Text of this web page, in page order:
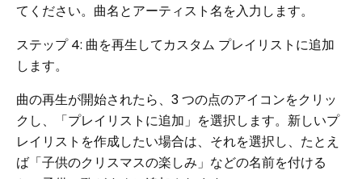
てください。曲名とアーティスト名を入力します。
ステップ 4: 曲を再生してカスタム プレイリストに追加
します。
曲の再生が開始されたら、3 つの点のアイコンをクリッ
クし、「プレイリストに追加」を選択します。新しいプ
レイリストを作成したい場合は、それを選択し、たとえ
ば「子供のクリスマスの楽しみ」などの名前を付ける